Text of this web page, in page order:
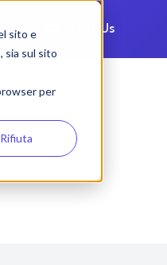
sito e
sia sul sito
per
Rifiuta
ZTL Contact Us